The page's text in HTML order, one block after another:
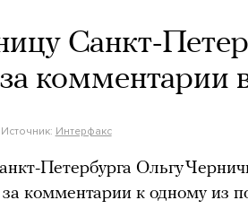
Санкт-
комментарии
Источник: Интерфакс
Петербурга Ольгу
комментарии к одному из